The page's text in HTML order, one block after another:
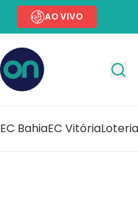
AO VIVO
EC BahiaEC Vitória